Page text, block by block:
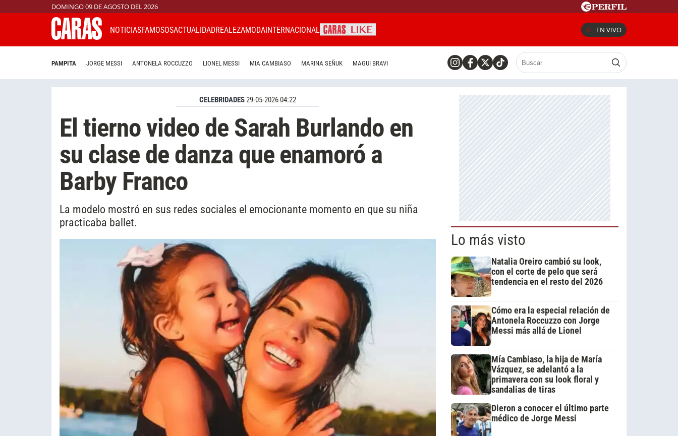
DOMINGO 09 DE AGOSTO DEL 2026
NOTICIASFAMOSOSACTUALIDADREALEZAMODAINTERNACIONAL EN VIVO
PAMPITA JORGE MESSI ANTONELA ROCCUZZO LIONEL MESSI MIA CAMBIASO MARINA SEÑUK MAGUI BRAVI
CELEBRIDADES29-05-2026 04:22
El tierno video de Sarah Burlando en
su clase de danza que enamoró a
Barby Franco
La modelo mostró en sus redes sociales el emocionante momento en que su niña
practicaba ballet.
Lo más visto
Natalia Oreiro cambió su look,
con el corte de pelo que será
tendencia en el resto del 2026
Cómo era la especial relación de
Antonela Roccuzzo con Jorge
Messi más allá de Lionel
Mía Cambiaso, la hija de María
Vázquez, se adelantó a la
primavera con su look floral y
sandalias de tiras
Dieron a conocer el último parte
médico de Jorge Messi